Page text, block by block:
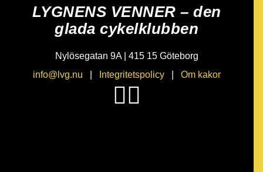
LYGNENS VENNER – den
glada cykelklubben
Nylösegatan 9A | 415 15 Göteborg
info@lvg.nu
Integritetspolicy| Om kakor